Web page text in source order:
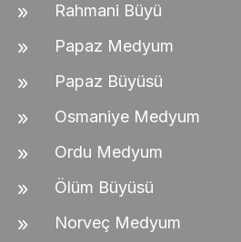
Rahmani Büyü
Papaz Medyum
Papaz Büyüsü
Osmaniye Medyum
Ordu Medyum
Ölüm Büyüsü
Norveç Medyum